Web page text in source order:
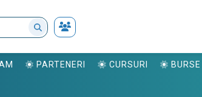
PARTENERI CURSURI BURSE